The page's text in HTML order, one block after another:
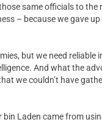
same officials to the
– because we gave
but we need reliable
And what the
we couldn’t have
Laden came from